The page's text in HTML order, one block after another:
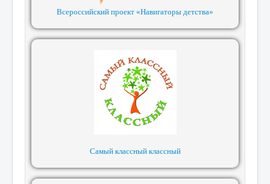
Всероссийский проект «Навигаторы детства»
Самый классный классный